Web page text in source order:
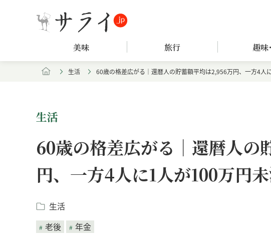
美味 旅行 趣味
生活 60歳の格差広がる｜還暦人の貯蓄額平均は2,956万円、一方4人
生活
60歳の格差広がる｜還暦人の
円、一方4人に1人が100万円
生活
老後
年金